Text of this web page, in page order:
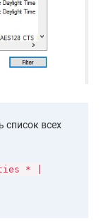
всех
* |